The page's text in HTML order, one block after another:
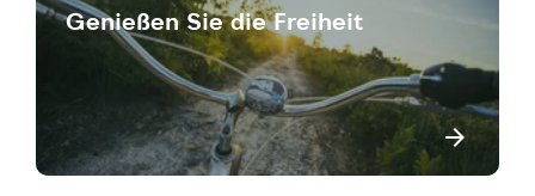
Genießen Sie die Freiheit